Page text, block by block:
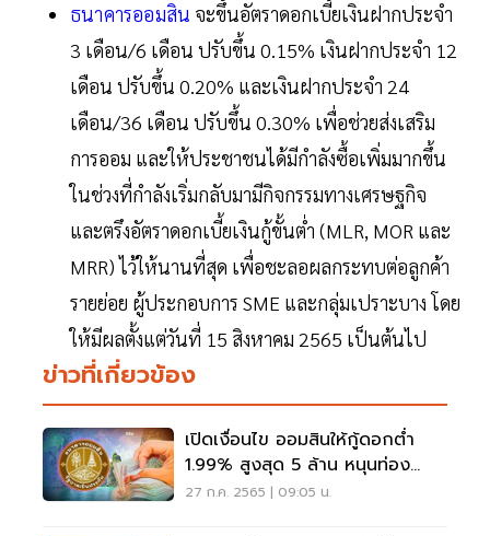
ธนาคารออมสิน จะขึ้นอัตราดอกเบี้ยเงินฝากประจำ
3 เดือน/6 เดือน ปรับขึ้น 0.15% เงินฝากประจำ 12
เดือน ปรับขึ้น 0.20% และเงินฝากประจำ 24
เดือน/36 เดือน ปรับขึ้น 0.30% เพื่อช่วยส่งเสริม
การออม และให้ประชาชนได้มีกำลังซื้อเพิ่มมากขึ้น
ในช่วงที่กำลังเริ่มกลับมามีกิจกรรมทางเศรษฐกิจ
และตรึงอัตราดอกเบี้ยเงินกู้ขั้นต่ำ (MLR, MOR และ
MRR) ไว้ให้นานที่สุด เพื่อชะลอผลกระทบต่อลูกค้า
รายย่อย ผู้ประกอบการ SME และกลุ่มเปราะบาง โดย
ให้มีผลตั้งแต่วันที่ 15 สิงหาคม 2565 เป็นต้นไป
ข่าวที่เกี่ยวข้อง
เปิดเงื่อนไข ออมสินให้กู้ดอกต่ำ
1.99% สูงสุด 5 ล้าน หนุนท่อง
เที่ยวฟื้น
27 ก.ค. 2565 | 09:05 น.